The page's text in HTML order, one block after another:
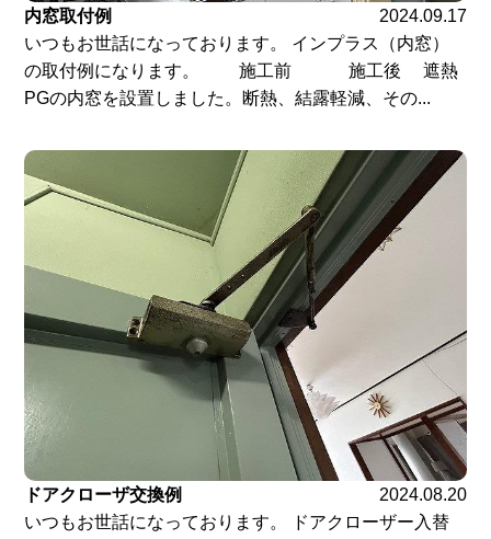
内窓取付例
2024.09.17
いつもお世話になっております。 インプラス（内窓）
の取付例になります。 施工前 施工後 遮熱
PGの内窓を設置しました。断熱、結露軽減、その...
ドアクローザ交換例
2024.08.20
いつもお世話になっております。 ドアクローザー入替